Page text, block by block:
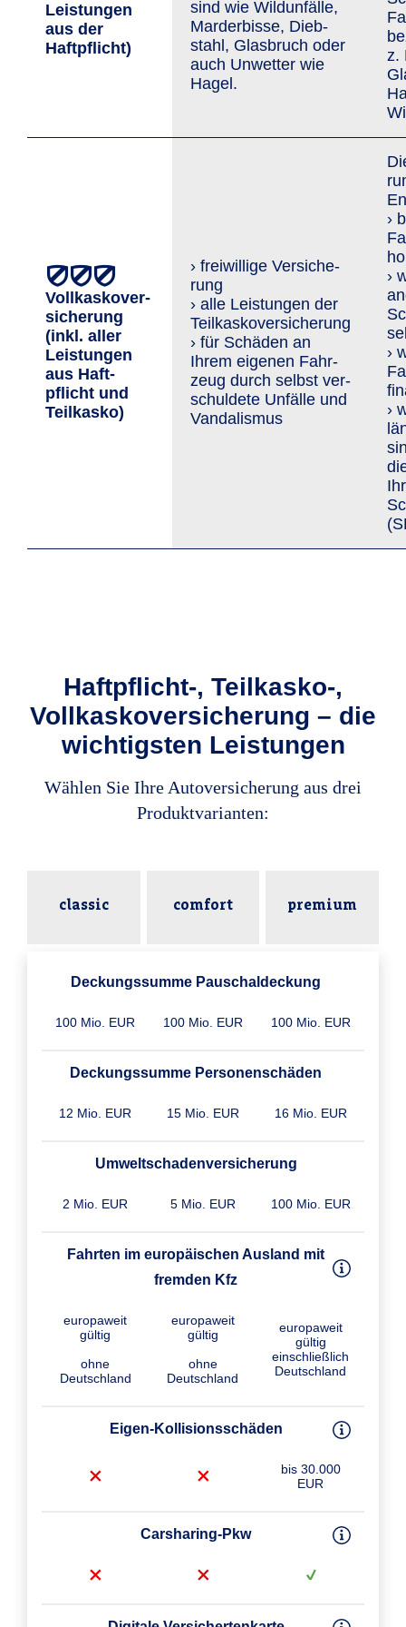
Leis­tungen
aus der
Haftpflicht)
sind wie Wild­unfälle,
Marder­bisse, Dieb­
stahl, Glasbruch oder
auch Un­wetter wie
Hagel.
z.
Vollkaskover­
sicherung
(inkl. aller
Leis­tungen
aus Haft­
pflicht und
Teil­kasko)
› freiwillige Ver­siche­
rung
› alle Leistungen der
Teilkaskoversicherung
› für Schäden an
Ihrem eigenen Fahr­
zeug durch selbst ver­
schuldete Unfälle und
Van­da­lis­mus
›
›
›
›
Haftpflicht-, Teilkasko-,
Vollkaskoversicherung – die
wichtigsten Leistungen
Wählen Sie Ihre Autoversicherung aus drei
Produktvarianten:
classic comfort premium
Deckungssumme Pauschaldeckung
100 Mio. EUR 100 Mio. EUR 100 Mio. EUR
Deckungssumme Personenschäden
12 Mio. EUR 15 Mio. EUR 16 Mio. EUR
Umweltschaden­versicherung
2 Mio. EUR 5 Mio. EUR 100 Mio. EUR
Fahrten im europäischen Ausland mit
fremden Kfz
europaweit
gültig
ohne
Deutschland
europaweit
gültig
ohne
Deutschland
europaweit
gültig
einschließlich
Deutschland
Eigen-Kollisions­schäden
bis 30.000
EUR
Carsharing-Pkw